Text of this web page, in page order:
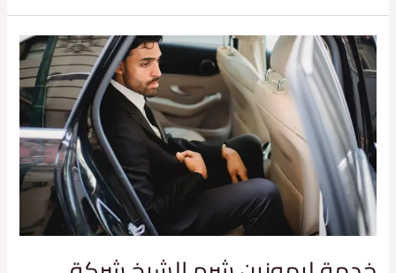
خدمة
ليموزين
شرم
الشيخ
شركة
الديب